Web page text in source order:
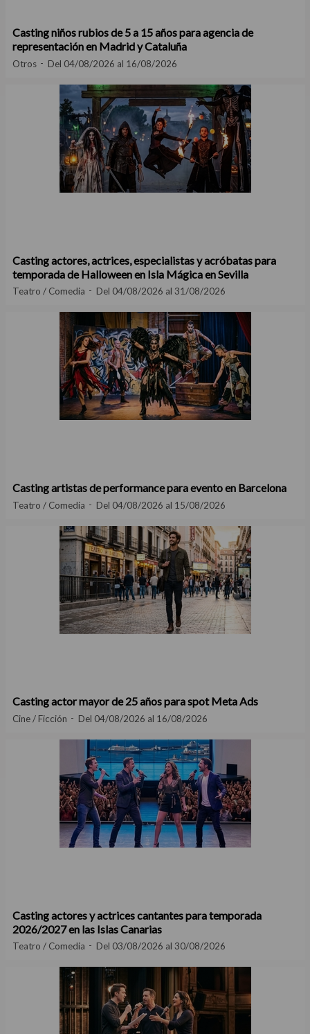
Casting niños rubios de 5 a 15 años para agencia de
representación en Madrid y Cataluña
Otros Del 04/08/2026 al 16/08/2026
Casting actores, actrices, especialistas y acróbatas para
temporada de Halloween en Isla Mágica en Sevilla
Teatro / Comedia Del 04/08/2026 al 31/08/2026
Casting artistas de performance para evento en Barcelona
Teatro / Comedia Del 04/08/2026 al 15/08/2026
Casting actor mayor de 25 años para spot Meta Ads
Cine / Ficción Del 04/08/2026 al 16/08/2026
Casting actores y actrices cantantes para temporada
2026/2027 en las Islas Canarias
Teatro / Comedia Del 03/08/2026 al 30/08/2026